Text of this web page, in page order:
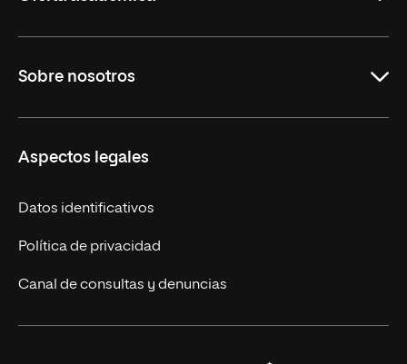
Licenciaturas en línea
Másteres Europeos
Cursos Europeos
Títulos Americanos
Alianza Newman
Sobre nosotros
Nuestros alumnos
Únete a nosotros
Actualidad
Solicita información
Aspectos legales
Datos identificativos
Política de privacidad
Canal de consultas y denuncias